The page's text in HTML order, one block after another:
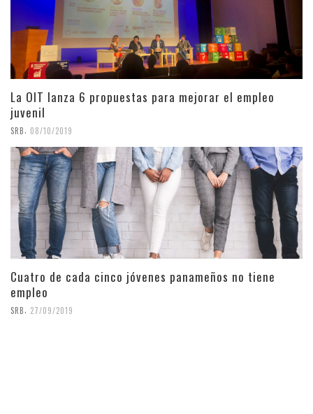
La OIT lanza 6 propuestas para mejorar el empleo
juvenil
SRB 08/10/2019
Cuatro de cada cinco jóvenes panameños no tiene
empleo
SRB 27/09/2019